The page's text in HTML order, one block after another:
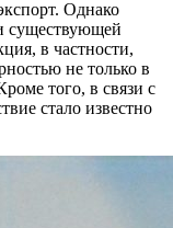
Однако
существующей
в частности,
не только в
того, в связи с
стало известно